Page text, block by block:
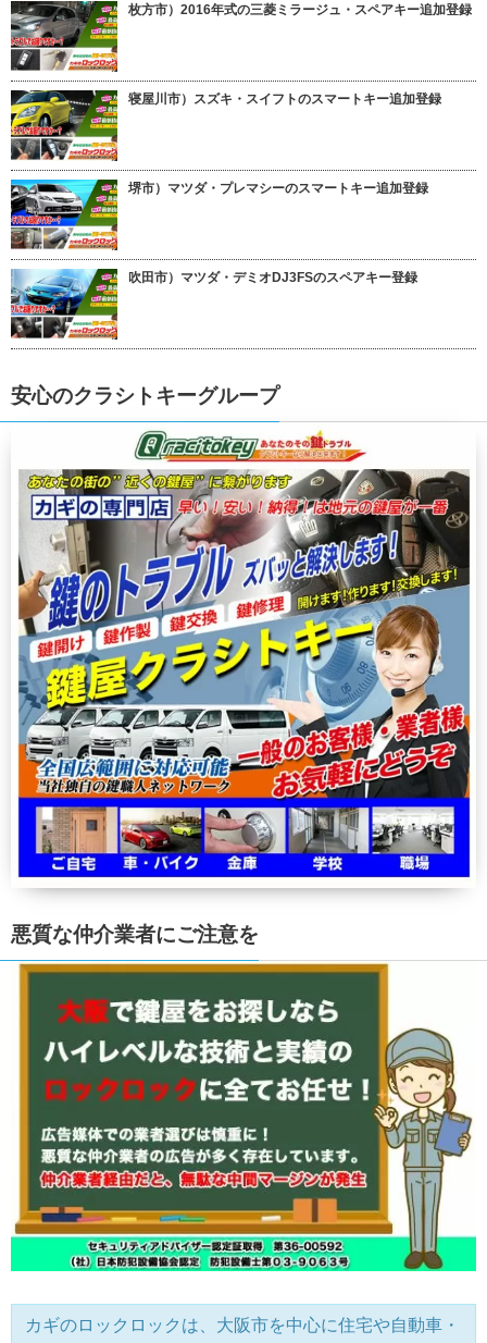
枚方市）2016年式の三菱ミラージュ・スペアキー追加登録
寝屋川市）スズキ・スイフトのスマートキー追加登録
堺市）マツダ・プレマシーのスマートキー追加登録
吹田市）マツダ・デミオDJ3FSのスペアキー登録
安心のクラシトキーグループ
悪質な仲介業者にご注意を
カギのロックロックは、大阪市を中心に住宅や自動車・